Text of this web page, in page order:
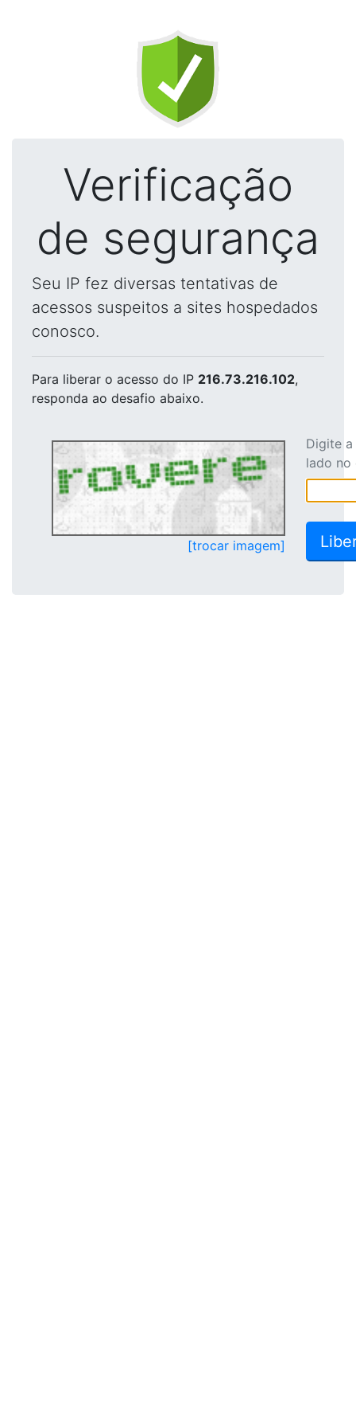
Verificação
de segurança
Seu IP fez diversas tentativas de
acessos suspeitos a sites hospedados
conosco.
Para liberar o acesso do IP 216.73.216.102,
responda ao desafio abaixo.
[trocar imagem]
Digite
lado no